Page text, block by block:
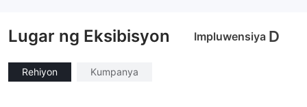
Pangunahing label na MT4
Lugar ng Eksibisyon Impluwensiya D
Rehiyon Kumpanya